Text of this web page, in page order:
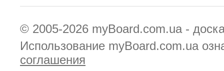
© 2005-2026 myBoard.com.ua -
Использование myBoard.com.ua
соглашения